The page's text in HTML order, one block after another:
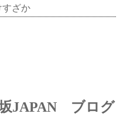
すざか
JAPAN ブログ